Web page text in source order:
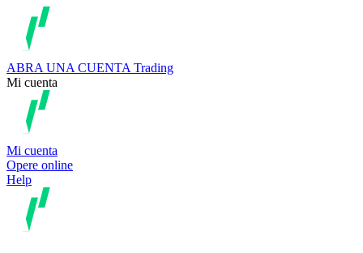
ABRA UNA CUENTA Trading
Mi cuenta
Mi cuenta
Opere online
Help